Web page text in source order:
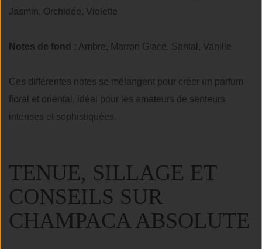
Jasmin, Orchidée, Violette
Notes de fond : Ambre, Marron Glacé, Santal, Vanille
Ces différentes notes se mélangent pour créer un parfum
floral et oriental, idéal pour les amateurs de senteurs
intenses et sophistiquées.
TENUE, SILLAGE ET
CONSEILS SUR
CHAMPACA ABSOLUTE